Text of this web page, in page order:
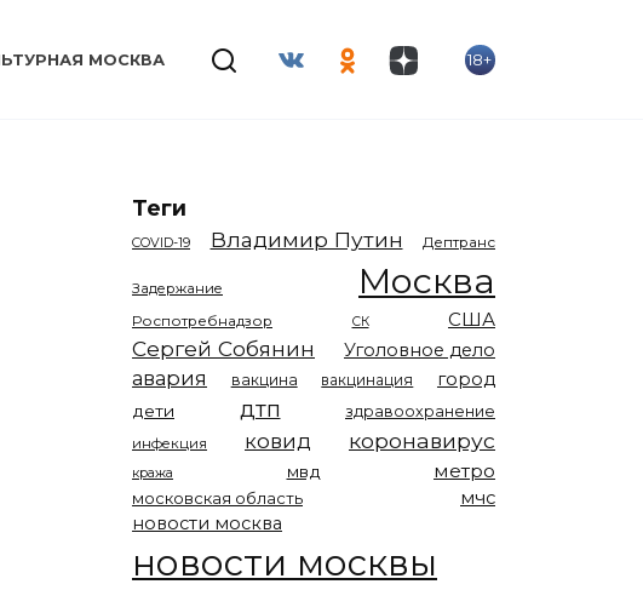
МОСКВА 18+
Теги
COVID-19 Владимир Путин Дептранс
Задержание Москва
Роспотребнадзор СК США
Сергей Собянин Уголовное дело
авария вакцина вакцинация город
дети дтп здравоохранение
инфекция ковид коронавирус
кража мвд метро
московская область
мчс
новости москва
новости москвы